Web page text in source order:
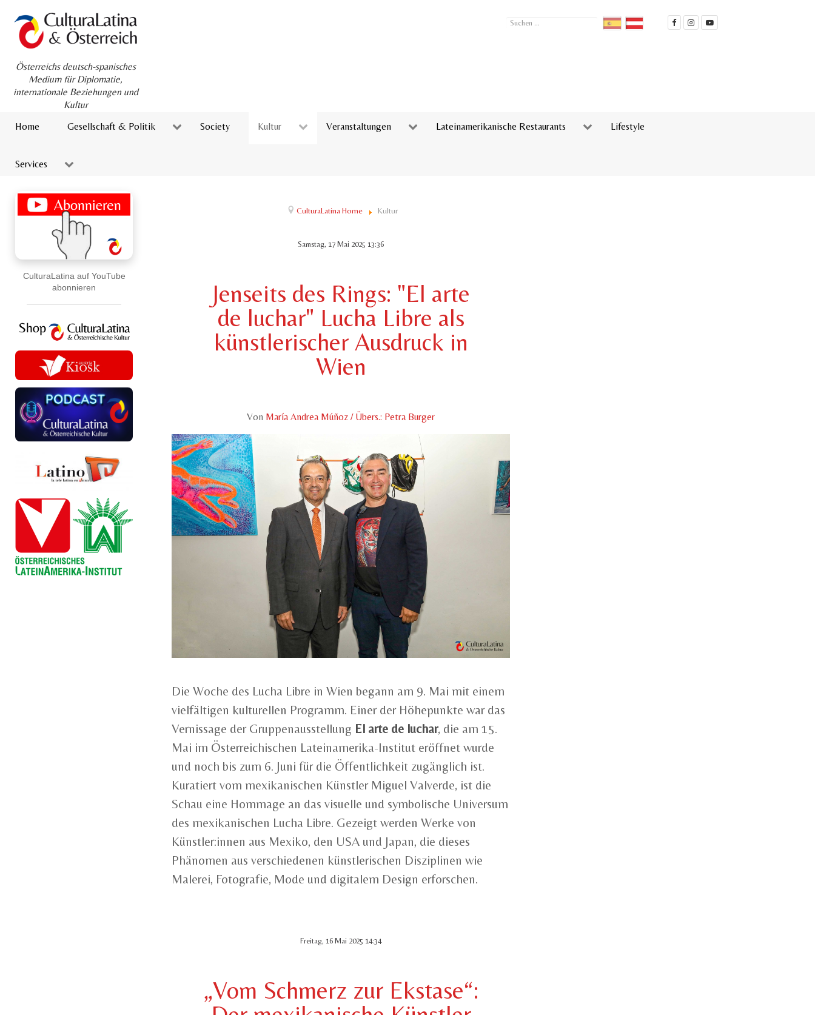
Österreichs deutsch-spanisches
Medium für Diplomatie,
internationale Beziehungen und
Kultur
Suchen
Home Gesellschaft & Politik Society Kultur Veranstaltungen Lateinamerikanische Restaurants Lifestyle
Services
CulturaLatina auf YouTube
abonnieren
CulturaLatina Home Kultur
Samstag, 17 Mai 2025 13:36
Jenseits des Rings: "El arte
de luchar" Lucha Libre als
künstlerischer Ausdruck in
Wien
Von María Andrea Múñoz / Übers.: Petra Burger
Die Woche des Lucha Libre in Wien begann am 9. Mai mit einem
vielfältigen kulturellen Programm. Einer der Höhepunkte war das
Vernissage der Gruppenausstellung El arte de luchar, die am 15.
Mai im Österreichischen Lateinamerika-Institut eröffnet wurde
und noch bis zum 6. Juni für die Öffentlichkeit zugänglich ist.
Kuratiert vom mexikanischen Künstler Miguel Valverde, ist die
Schau eine Hommage an das visuelle und symbolische Universum
des mexikanischen Lucha Libre. Gezeigt werden Werke von
Künstler:innen aus Mexiko, den USA und Japan, die dieses
Phänomen aus verschiedenen künstlerischen Disziplinen wie
Malerei, Fotografie, Mode und digitalem Design erforschen.
Freitag, 16 Mai 2025 14:34
„Vom Schmerz zur Ekstase“: